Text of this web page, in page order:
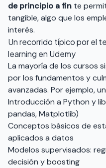
de principio a fin te
tangible, algo que los
interés.
Un recorrido típico por el
learning en Udemy
La mayoría de los cursos
por los fundamentos y
avanzadas. Por ejemplo,
Introducción a Python y
pandas, Matplotlib)
Conceptos básicos de
aplicados a datos
Modelos supervisados:
decisión y boosting